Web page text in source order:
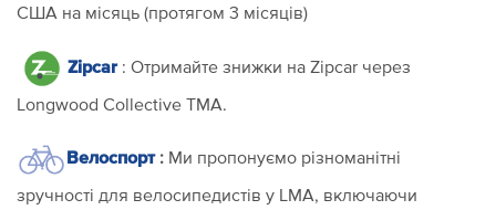
США на місяць (протягом 3 місяців)
Zipcar: Отримайте знижки на Zipcar через
Longwood Collective TMA.
Велоспорт : Ми пропонуємо різноманітні
зручності для велосипедистів у LMA, включаючи